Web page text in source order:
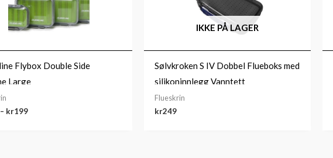
Flybox Double Side
Large
– kr199
IKKE PÅ LAGER
Sølvkroken S IV Dobbel Flueboks med
silikoninnlegg Vanntett
Flueskrin
kr249